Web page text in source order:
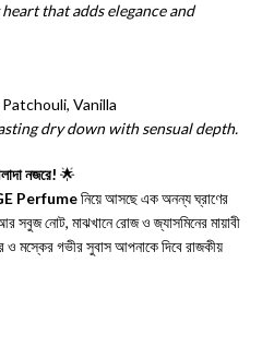
that adds elegance and
Vanilla
dry down with sensual depth.
নজরে! 🌟
Perfumeনিয়ে আসছে এক অনন্য ঘ্রাণের
সবুজ নোট, মাঝখানে রোজ ও জ্যাসমিনের মায়াবী
মস্কের গভীর সুবাস আপনাকে দিবে রাজকীয়